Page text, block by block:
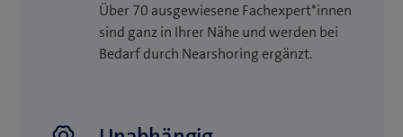
Über 70 ausgewiesene Fachexpert*innen
sind ganz in Ihrer Nähe und werden bei
Bedarf durch Nearshoring ergänzt.